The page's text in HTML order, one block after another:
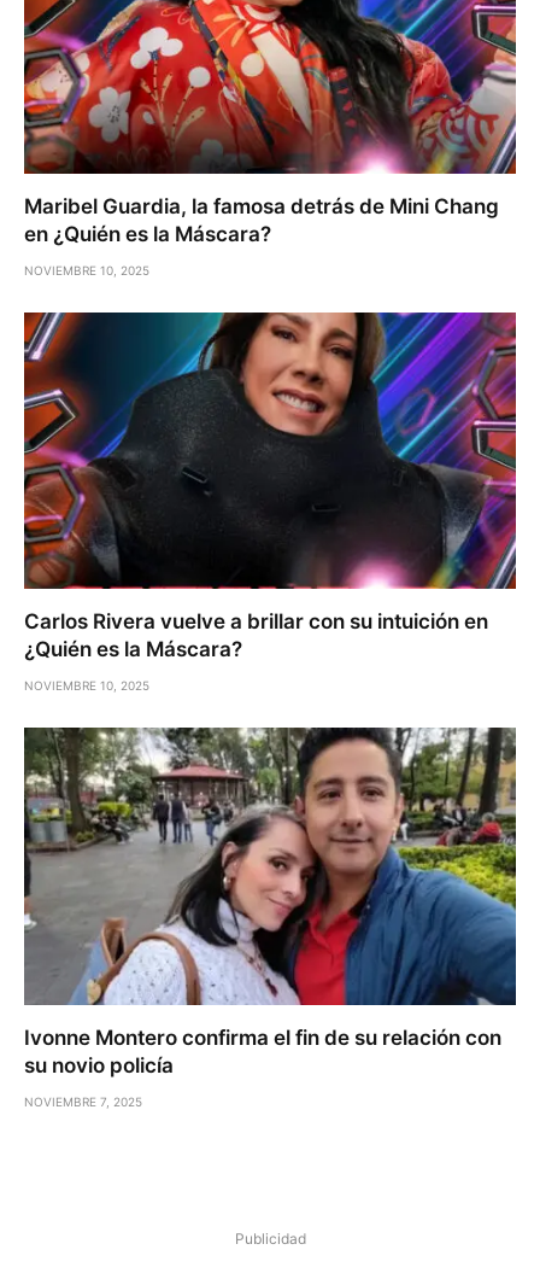
Maribel Guardia, la famosa detrás de Mini Chang
en ¿Quién es la Máscara?
NOVIEMBRE 10, 2025
Carlos Rivera vuelve a brillar con su intuición en
¿Quién es la Máscara?
NOVIEMBRE 10, 2025
Ivonne Montero confirma el fin de su relación con
su novio policía
NOVIEMBRE 7, 2025
Publicidad